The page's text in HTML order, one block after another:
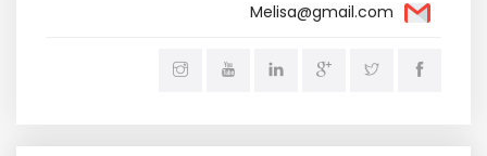
Melisa@gmail.com